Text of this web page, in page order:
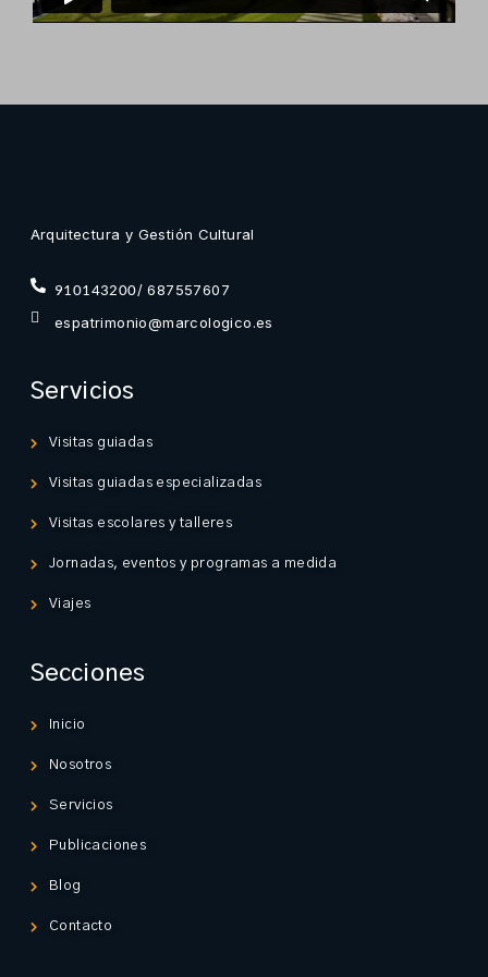
Arquitectura y Gestión Cultural
910143200/ 687557607
espatrimonio@marcologico.es
Servicios
Visitas guiadas
Visitas guiadas especializadas
Visitas escolares y talleres
Jornadas, eventos y programas a medida
Viajes
Secciones
Inicio
Nosotros
Servicios
Publicaciones
Blog
Contacto